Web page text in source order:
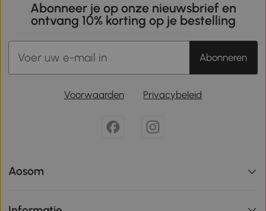
Abonneer je op onze nieuwsbrief en
ontvang 10% korting op je bestelling
Abonneren
Voorwaarden Privacybeleid
Aosom